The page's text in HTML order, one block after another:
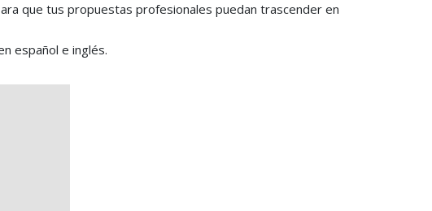
que tus propuestas profesionales puedan trascender en
español e inglés.